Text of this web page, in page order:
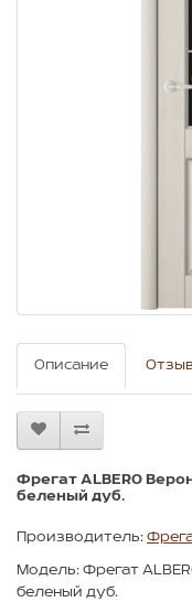
Описание
Фрегат ALBERO
беленый дуб.
Производитель:
Модель: Фрегат
беленый дуб.